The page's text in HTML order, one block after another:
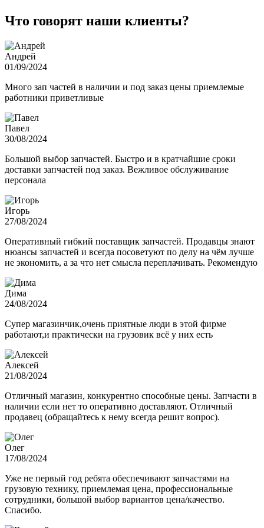
Что говорят наши клиенты?
Андрей
01/09/2024
Много зап частей в наличии и под заказ цены приемлемые
работники приветливые
Павел
30/08/2024
Большой выбор запчастей. Быстро и в кратчайшие сроки
доставки запчастей под заказ. Вежливое обслуживание
персонала
Игорь
27/08/2024
Оперативный гибкий поставщик запчастей. Продавцы знают
нюансы запчастей и всегда посоветуют по делу на чём лучше
не экономить, а за что нет смысла переплачивать. Рекомендую
Дима
24/08/2024
Супер магазинчик,очень приятные люди в этой фирме
работают,и практически на грузовик всё у них есть
Алексей
21/08/2024
Отличный магазин, конкурентно способные цены. Запчасти в
наличии если нет то оперативно доставляют. Отличный
продавец (обращайтесь к нему всегда решит вопрос).
Олег
17/08/2024
Уже не первый год ребята обеспечивают запчастями на
грузовую технику, приемлемая цена, профессиональные
сотрудники, большой выбор вариантов цена/качество.
Спасибо.